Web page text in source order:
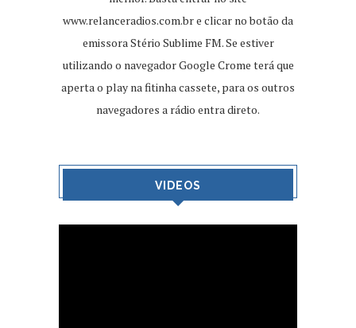
www.relanceradios.com.bre clicar no botão da
emissora Stério Sublime FM. Se estiver
utilizando o navegador Google Crome terá que
aperta o play na fitinha cassete, para os outros
navegadores a rádio entra direto.
VIDEOS